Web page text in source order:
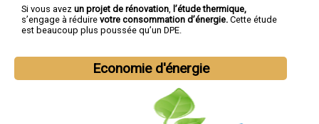
Si vous avez un projet de rénovation l’étude thermique,
s’engage à réduire votre consommation d’énergie. Cette étude
est beaucoup plus poussée qu’un DPE.
Economie d'énergie